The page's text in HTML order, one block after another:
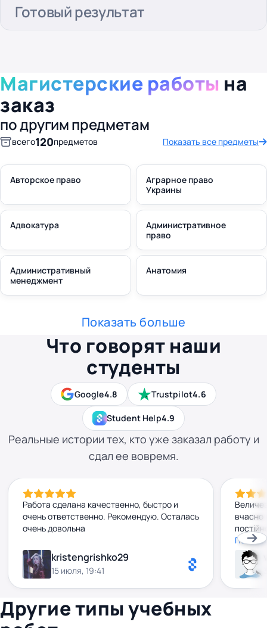
Готовый результат
Магистерские работы на
заказ
по другим предметам
всего120предметов Показать все предметы
Авторское право
Аграрное право
Украины
Адвокатура
Административное
право
Административный
менеджмент
Анатомия
Показать больше
Google4.8 Trustpilot4.6
Student Help4.9
Что говорят наши
студенты
Реальные истории тех, кто уже заказал работу и
сдал ее вовремя.
Работа сделана качественно, быстро и
очень ответственно. Рекомендую. Осталась
очень довольна
kristengrishko29
15 июля, 19:41
вчасно
на всі
Другие типы учебных